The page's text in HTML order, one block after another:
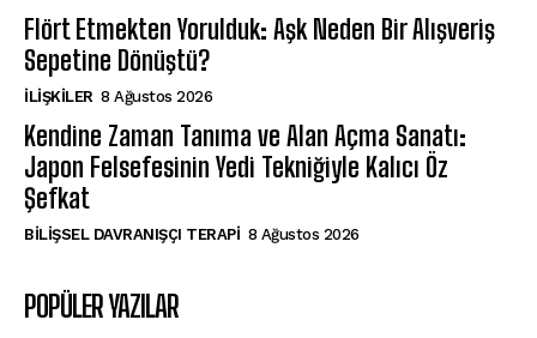
Flört Etmekten Yorulduk: Aşk Neden Bir Alışveriş
Sepetine Dönüştü?
İLIŞKILER 8 Ağustos 2026
Kendine Zaman Tanıma ve Alan Açma Sanatı:
Japon Felsefesinin Yedi Tekniğiyle Kalıcı Öz
Şefkat
BILIŞSEL DAVRANIŞÇI TERAPI 8 Ağustos 2026
POPÜLER YAZILAR